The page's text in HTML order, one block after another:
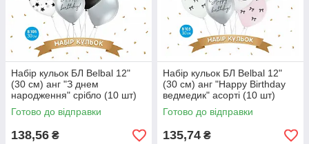
Набір кульок БЛ Belbal 12"
(30 см) анг "З днем
народження" срібло (10 шт)
Готово до відправки
138,56 ₴
Набір кульок БЛ Belbal 12"
(30 см) анг "Happy Birthday
ведмедик" асорті (10 шт)
Готово до відправки
135,74 ₴